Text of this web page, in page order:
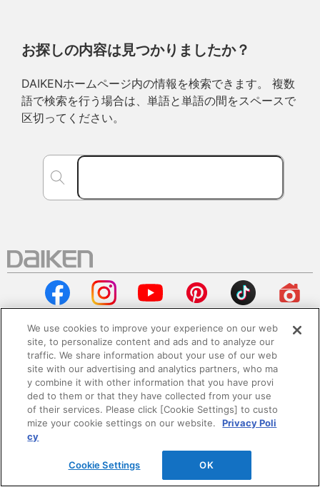
お探しの内容は見つかりましたか？
DAIKENホームページ内の情報を検索できます。 複数
語で検索を行う場合は、単語と単語の間をスペースで
区切ってください。
会社情報
企業情報
サステナビリティ
We use cookies to improve your experience on our web
site, to personalize content and ads and to analyze our
traffic. We share information about your use of our web
site with our advertising and analytics partners, who ma
y combine it with other information that you have provi
ded to them or that they have collected from your use
of their services. Please click [Cookie Settings] to custo
mize your cookie settings on our website.
Privacy Poli
cy
Cookie Settings OK